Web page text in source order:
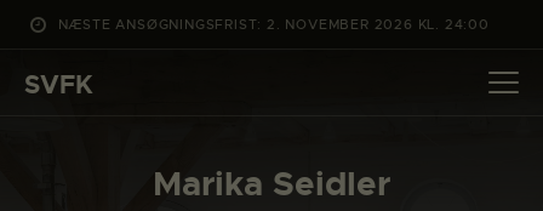
NÆSTE ANSØGNINGSFRIST: 2. NOVEMBER 2026 KL. 24:00
SVFK
Marika Seidler
DET SKER